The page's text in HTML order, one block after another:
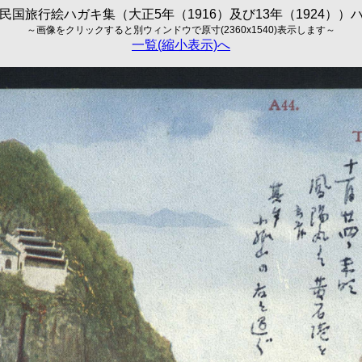
国旅行絵ハガキ集（大正5年（1916）及び13年（1924））
～画像をクリックすると別ウィンドウで原寸(2360x1540)表示します～
一覧(縮小表示)へ